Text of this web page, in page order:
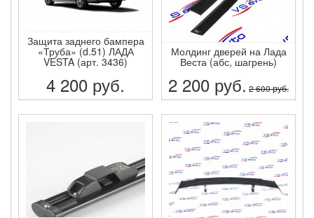
Защита заднего бампера
«Труба» (d.51) ЛАДА
VESTA (арт. 3436)
4 200 руб.
ПОДРОБНЕЕ
Молдинг дверей на Лада
Веста (абс, шагрень)
2 200 руб. 2 600руб.
ПОДРОБНЕЕ